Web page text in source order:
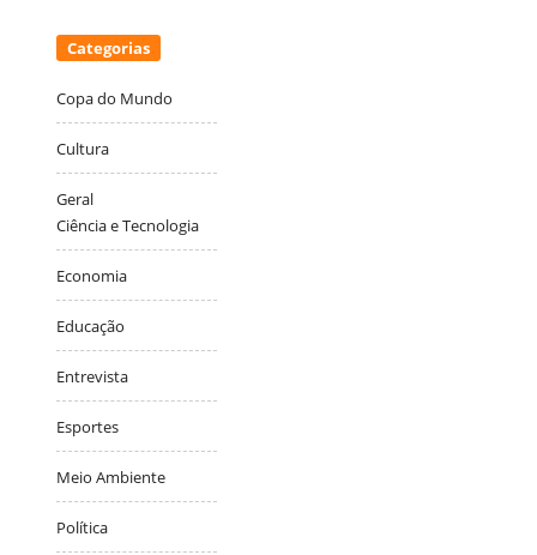
Categorias
Copa do Mundo
Cultura
Geral
Ciência e Tecnologia
Economia
Educação
Entrevista
Esportes
Meio Ambiente
Política